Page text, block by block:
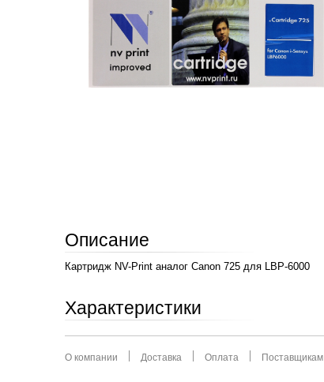
Описание
Картридж NV-Print аналог Canon 725 для LBP-6000
Характеристики
О компании Доставка Оплата Поставщикам